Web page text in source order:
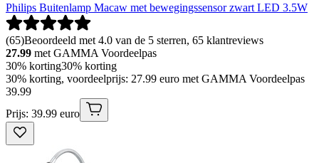
Philips Buitenlamp Macaw met bewegingssensor zwart LED 3.5W
(65)Beoordeeld met 4.0 van de 5 sterren, 65 klantreviews
27.99 met GAMMA Voordeelpas
30% korting30% korting
30% korting, voordeelprijs: 27.99 euro met GAMMA Voordeelpas
39.99
Prijs: 39.99 euro